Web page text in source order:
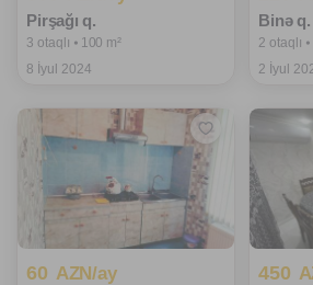
Pirşağı q.
3 otaqlı ⦁ 100 m²
8 İyul 2024
Binə q.
2 otaqlı
2 İyul
60 AZN/ay 450